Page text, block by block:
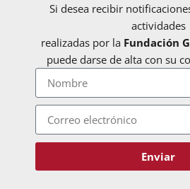
Si desea recibir
actividades
realizadas por la Fundación
puede darse de alta con su
Enviar